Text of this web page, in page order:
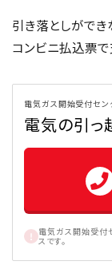
引き落としがで
コンビニ払込票で
電気ガス開始受付セン
電気の引っ
電気ガス開始受付
スです。